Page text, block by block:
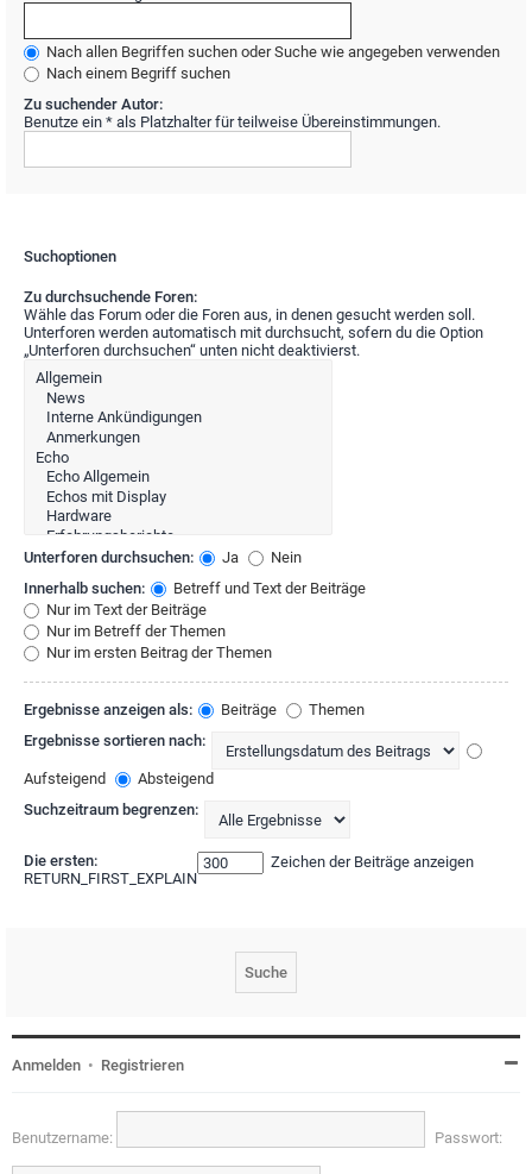
Nach allen Begriffen suchen oder Suche wie angegeben verwenden
Nach einem Begriff suchen
Zu suchender Autor:
Benutze ein * als Platzhalter für teilweise Übereinstimmungen.
Suchoptionen
Zu durchsuchende Foren:
Wähle das Forum oder die Foren aus, in denen gesucht werden soll.
Unterforen werden automatisch mit durchsucht, sofern du die Option
„Unterforen durchsuchen“ unten nicht deaktivierst.
Unterforen durchsuchen: Ja
Nein
Innerhalb suchen:
Betreff und Text der Beiträge
Nur im Text der Beiträge
Nur im Betreff der Themen
Nur im ersten Beitrag der Themen
Ergebnisse anzeigen als: Beiträge
Themen
Ergebnisse sortieren nach:
Aufsteigend
Absteigend
Suchzeitraum begrenzen:
Die ersten:
RETURN_FIRST_EXPLAIN
Zeichen der Beiträge anzeigen
Anmelden • Registrieren
Benutzername: Passwort: